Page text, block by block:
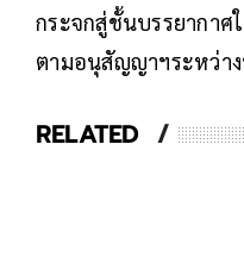
กระจกสู่ชั้นบรรยากา
ตามอนุสัญญาฯระหว่าง
RELATED